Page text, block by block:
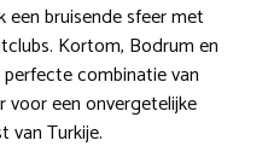
bruisende sfeer met
Kortom, Bodrum en
combinatie van
voor een onvergetelijke
van Turkije.